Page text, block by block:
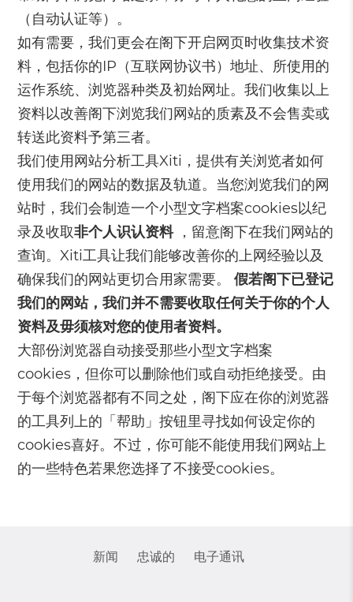
（自动认证等）。
如有需要，我们更会在阁下开启网页时收集技术资
料，包括你的IP（互联网协议书）地址、所使用的
运作系统、浏览器​​种类及初始网址。我们收集以上
资料以改善阁下浏览我们网站的质素及不会售卖或
转送此资料予第三者。
我们使用网站分析工具Xiti，提供有关浏览者如何
使用我们的网站的数据及轨道。当您浏览我们的网
站时，我们会制造一个小型文字档案cookies以纪
录及收取非个人识认资料，留意阁下在我们网站的
查询。Xiti工具让我们能够改善你的上网经验以及
确保我们的网站更切合用家需要。假若阁下已登记
我们的网站，我们并不需要收取任何关于你的个人
资料及毋须核对您的使用者资料。
大部份浏览器自动接受那些小型文字档案
cookies，但你可以删除他们或自动拒绝接受。由
于每个浏览器都有不同之处，阁下应在你的浏览器
的工具列上的「帮助」按钮里寻找如何设定你的
cookies喜好。不过，你可能不能使用我们网站上
的一些特色若果您选择了不接受cookies。
新闻 忠诚的 电子通讯